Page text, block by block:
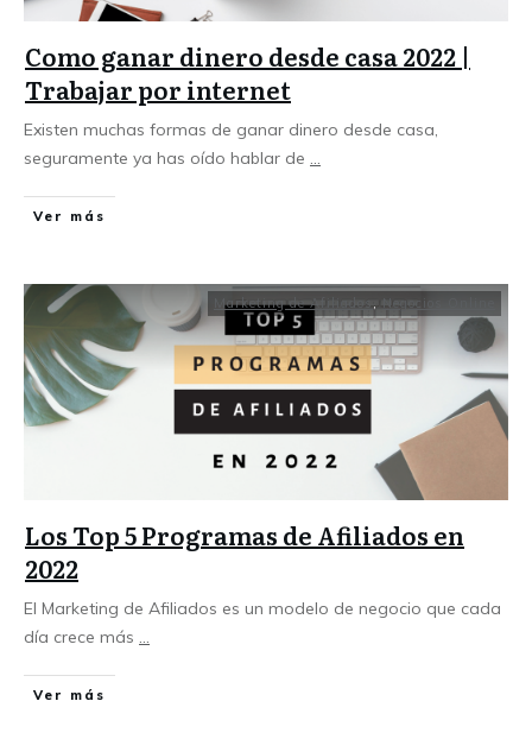
Como ganar dinero desde casa 2022 |
Trabajar por internet
Existen muchas formas de ganar dinero desde casa,
seguramente ya has oído hablar de ...
Ver más
Marketing de Afiliados Negocios Online
Los Top 5 Programas de Afiliados en
2022
El Marketing de Afiliados es un modelo de negocio que cada
día crece más ...
Ver más